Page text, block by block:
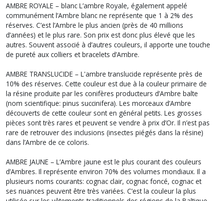
AMBRE ROYALE – blanc L’ambre Royale, également appelé
communément l’Ambre blanc ne représente que 1 à 2% des
réserves. C’est l’Ambre le plus ancien (près de 40 millions
d’années) et le plus rare. Son prix est donc plus élevé que les
autres. Souvent associé à d’autres couleurs, il apporte une touche
de pureté aux colliers et bracelets d’Ambre.
AMBRE TRANSLUCIDE – L'ambre translucide représente près de
10% des réserves. Cette couleur est due à la couleur primaire de
la résine produite par les conifères producteurs d’Ambre balte
(nom scientifique: pinus succinifera). Les morceaux d’Ambre
découverts de cette couleur sont en général petits. Les grosses
pièces sont très rares et peuvent se vendre à prix d’Or. Il n’est pas
rare de retrouver des inclusions (insectes piégés dans la résine)
dans l’Ambre de ce coloris.
AMBRE JAUNE – L’Ambre jaune est le plus courant des couleurs
d’Ambres. Il représente environ 70% des volumes mondiaux. Il a
plusieurs noms courants: cognac clair, cognac foncé, cognac et
ses nuances peuvent être très variées. C’est la couleur la plus